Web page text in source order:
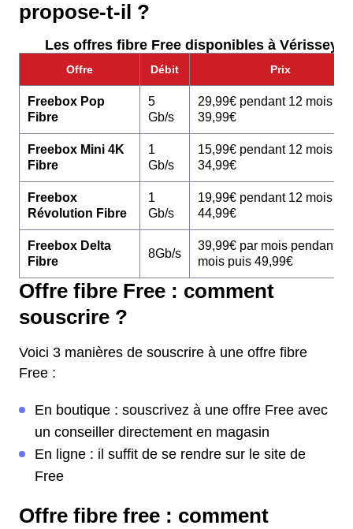
propose-t-il ?
Les offres fibre Free disponibles à Vérissey :
Offre Débit Prix
Freebox Pop
Fibre
5
Gb/s
29,99€ pendant 12 mois
39,99€
Freebox Mini 4K
Fibre
1
Gb/s
15,99€ pendant 12 mois
34,99€
Freebox
Révolution Fibre
1
Gb/s
19,99€ pendant 12 mois
44,99€
Freebox Delta
Fibre
8Gb/s
39,99€ par mois pendant 12
mois puis 49,99€
Offre fibre Free : comment
souscrire ?
Voici 3 manières de souscrire à une offre fibre
Free :
En boutique : souscrivez à une offre Free avec
un conseiller directement en magasin
En ligne : il suffit de se rendre sur le site de
Free
Offre fibre free : comment